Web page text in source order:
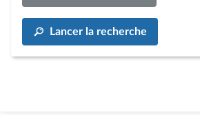
Lancer la recherche